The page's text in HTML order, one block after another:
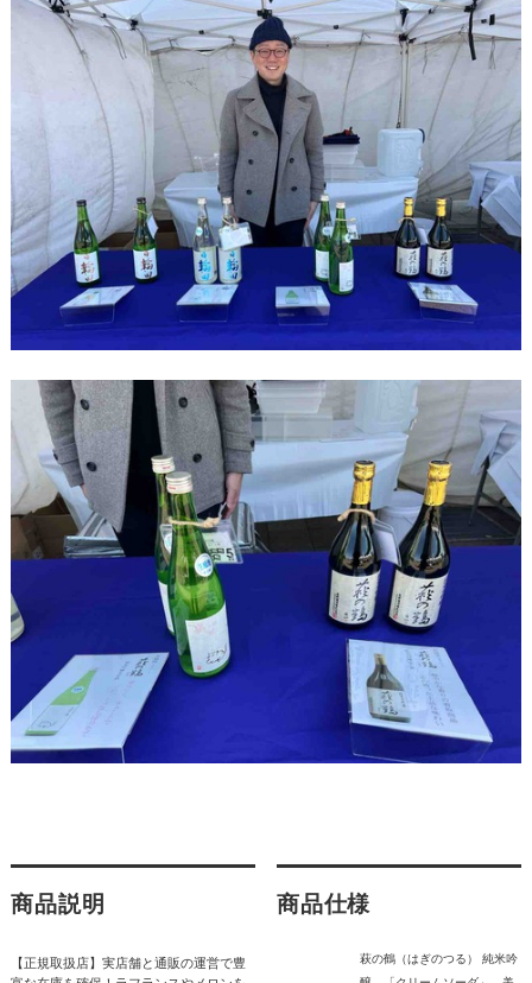
商品説明
【正規取扱店】実店舗と通販の運営で豊
商品仕様
萩の鶴（はぎのつる） 純米吟